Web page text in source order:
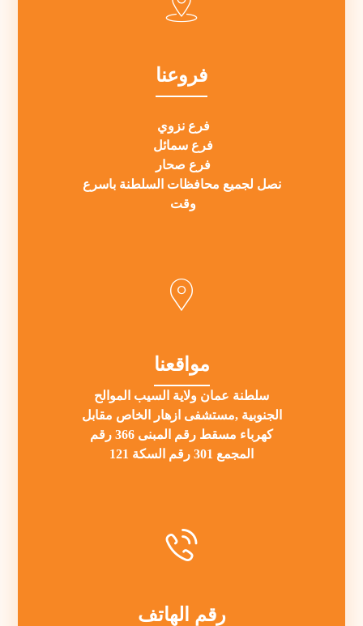
فروعنا
فرع نزوي
فرع سمائل
فرع صحار
نصل لجميع محافظات السلطنة باسرع
وقت
مواقعنا
سلطنة عمان ولاية السيب الموالح
الجنوبية ,مستشفى ازهار الخاص مقابل
كهرباء مسقط رقم المبنى 366 رقم
المجمع 301 رقم السكة 121
رقم الهاتف